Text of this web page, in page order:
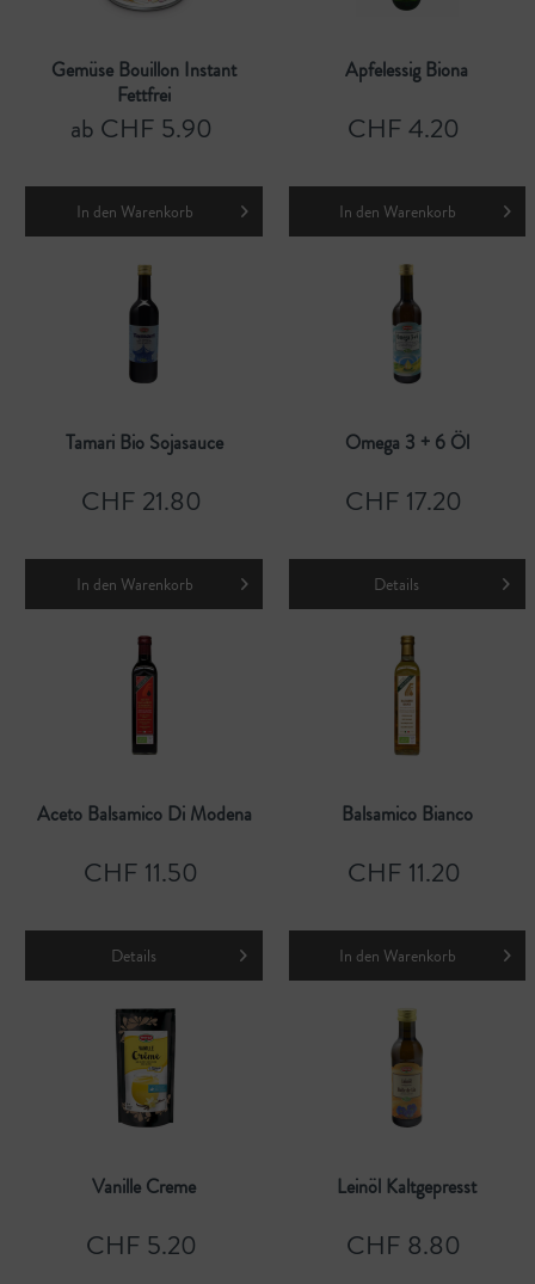
Gemüse Bouillon Instant
Fettfrei
ab CHF 5.90
In den Warenkorb
Apfelessig Biona
CHF 4.20
In den Warenkorb
Tamari Bio Sojasauce
CHF 21.80
In den Warenkorb
Omega 3 + 6 Öl
CHF 17.20
Details
Aceto Balsamico Di Modena
CHF 11.50
Details
Balsamico Bianco
CHF 11.20
In den Warenkorb
Vanille Creme
CHF 5.20
Leinöl Kaltgepresst
CHF 8.80